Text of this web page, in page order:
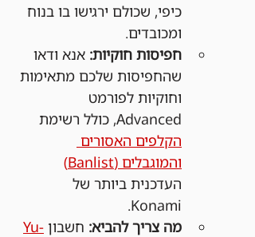
כיפי, שכולם ירגישו בו בנוח
ומכובדים.
חפיסות חוקיות: אנא ודאו
שהחפיסות שלכם מתאימות
וחוקיות לפורמט
Advanced, כולל רשימת
הקלפים האסורים
והמוגבלים (Banlist)
העדכנית ביותר של
Konami.
מה צריך להביא: חשבון Yu-